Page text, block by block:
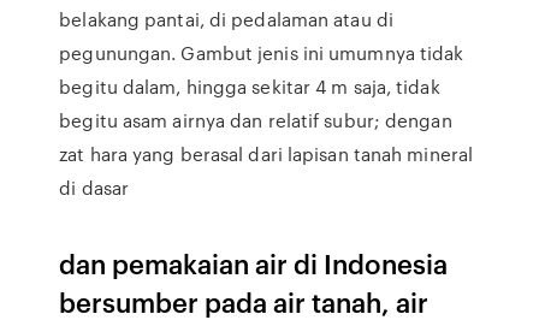
belakang pantai, di pedalaman atau di
pegunungan. Gambut jenis ini umumnya tidak
begitu dalam, hingga sekitar 4 m saja, tidak
begitu asam airnya dan relatif subur; dengan
zat hara yang berasal dari lapisan tanah mineral
di dasar
dan pemakaian air di Indonesia
bersumber pada air tanah, air